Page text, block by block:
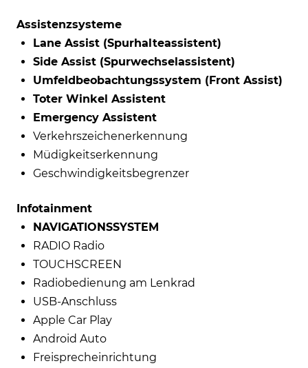
Assistenzsysteme
Lane Assist (Spurhalteassistent)
Side Assist (Spurwechselassistent)
Umfeldbeobachtungssystem (Front Assist)
Toter Winkel Assistent
Emergency Assistent
Verkehrszeichenerkennung
Müdigkeitserkennung
Geschwindigkeitsbegrenzer
Infotainment
NAVIGATIONSSYSTEM
RADIO Radio
TOUCHSCREEN
Radiobedienung am Lenkrad
USB-Anschluss
Apple Car Play
Android Auto
Freisprecheinrichtung